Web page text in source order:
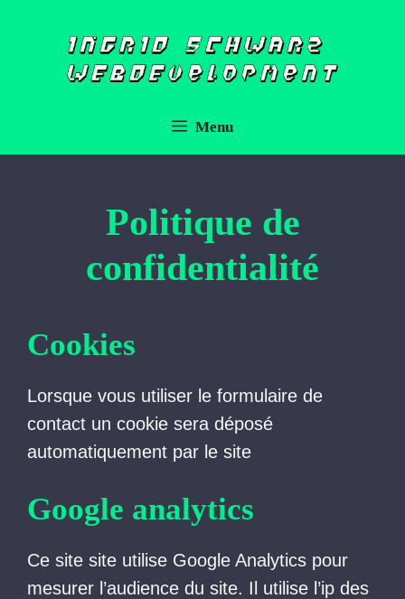
Menu
Politique de
confidentialité
Cookies
Lorsque vous utiliser le formulaire de
contact un cookie sera déposé
automatiquement par le site
Google analytics
Ce site site utilise Google Analytics pour
mesurer l’audience du site. Il utilise l’ip des